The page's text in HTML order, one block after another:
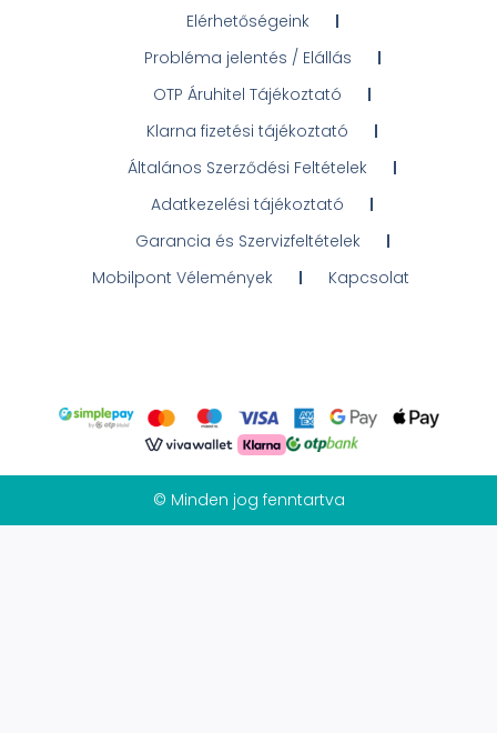
Elérhetőségeink
Probléma jelentés / Elállás
OTP Áruhitel Tájékoztató
Klarna fizetési tájékoztató
Általános Szerződési Feltételek
Adatkezelési tájékoztató
Garancia és Szervizfeltételek
Mobilpont Vélemények
Kapcsolat
© Minden jog fenntartva